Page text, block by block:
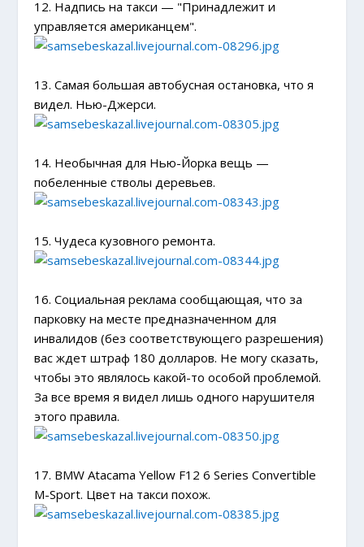
12. Надпись на такси — "Принадлежит и
управляется американцем".
13. Самая большая автобусная остановка, что я
видел. Нью-Джерси.
14. Необычная для Нью-Йорка вещь —
побеленные стволы деревьев.
15. Чудеса кузовного ремонта.
16. Социальная реклама сообщающая, что за
парковку на месте предназначенном для
инвалидов (без соответствующего разрешения)
вас ждет штраф 180 долларов. Не могу сказать,
чтобы это являлось какой-то особой проблемой.
За все время я видел лишь одного нарушителя
этого правила.
17. BMW Atacama Yellow F12 6 Series Convertible
M-Sport. Цвет на такси похож.